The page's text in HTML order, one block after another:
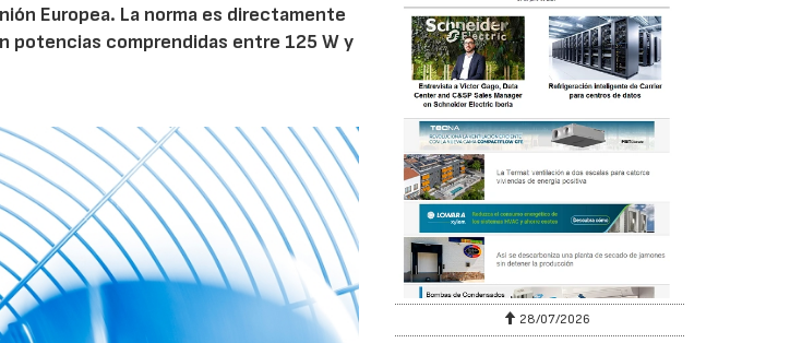
Europea. La norma es directamente
potencias comprendidas entre 125 W y
30/07/2026 28/07/2026